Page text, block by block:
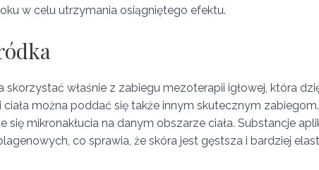
w celu utrzymania osiągniętego efektu.
właśnie z zabiegu mezoterapii igłowej, która
można poddać się także innym skutecznym
się mikronakłucia na danym obszarze ciała. Substancje
co sprawia, że skóra jest gęstsza i bardziej